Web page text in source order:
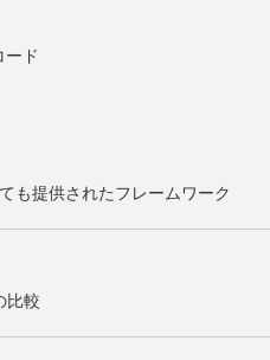
ード
も提供されたフレームワーク
比較